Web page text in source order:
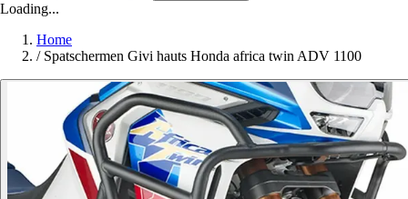
Loading...
Home
/ Spatschermen Givi hauts Honda africa twin ADV 1100